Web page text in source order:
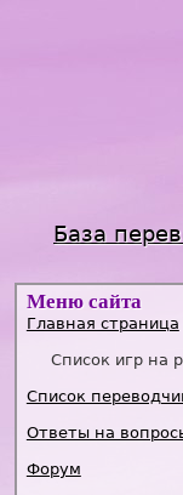
База
Меню сайта
Главная страница
Список игр на
Список
Ответы на
Форум